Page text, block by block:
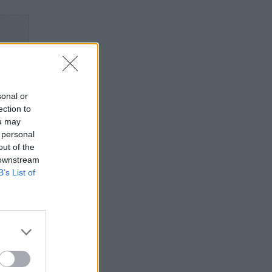
or
to
may
of the
List of